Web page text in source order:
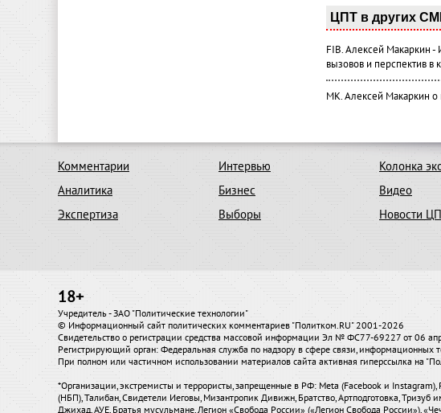
ЦПТ в других
FIB. Алексей Макаркин
вызовов и перспектив
МК. Алексей Макаркин о
Комментарии
Аналитика
Экспертиза
Интервью
Бизнес
Выборы
Колонка
Видео
Новости
18+
Учредитель - ЗАО "Политические технологии"
© Информационный сайт политических комментариев "Политком.RU" 2001-2026
Свидетельство о регистрации средства массовой информации Эл № ФС77-69227 от 06
Регистрирующий орган: Федеральная служба по надзору в сфере связи, информационных
При полном или частичном использовании материалов сайта активная гиперссылка на
*Организации, экстремисты и террористы, запрещенные в РФ: Meta (Facebook и
(НБП), Талибан, Свидетели Иеговы, Мизантропик Дивижн, Братство, Артподготовка,
Джихад, АУЕ, Братья мусульмане, Легион «Свобода России» («Легион Свобода России»),